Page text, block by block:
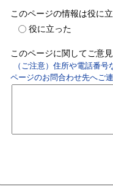
このページの情報は役に
役に立った
このページに関してご意
（ご注意）住所や電話番
ページのお問合わせ先へご連